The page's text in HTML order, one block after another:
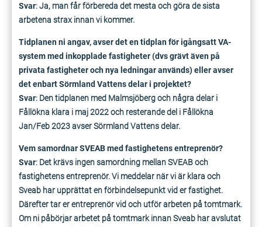
Svar: Ja, man får förbereda det mesta och göra de sista
arbetena strax innan vi kommer.
Tidplanen ni angav, avser det en tidplan för igångsatt VA-
system med inkopplade fastigheter (dvs grävt även på
privata fastigheter och nya ledningar används) eller avser
det enbart Sörmland Vattens delar i projektet?
Svar: Den tidplanen med Malmsjöberg och några delar i
Fållökna klara i maj 2022 och resterande del i Fållökna
Jan/Feb 2023 avser Sörmland Vattens delar.
Vem samordnar SVEAB med fastighetens entreprenör?
Svar: Det krävs ingen samordning mellan SVEAB och
fastighetens entreprenör. Vi meddelar när vi är klara och
Sveab har upprättat en förbindelsepunkt vid er fastighet.
Därefter tar er entreprenör vid och utför arbeten på tomtmark.
Om ni påbörjar arbetet på tomtmark innan Sveab har avslutat